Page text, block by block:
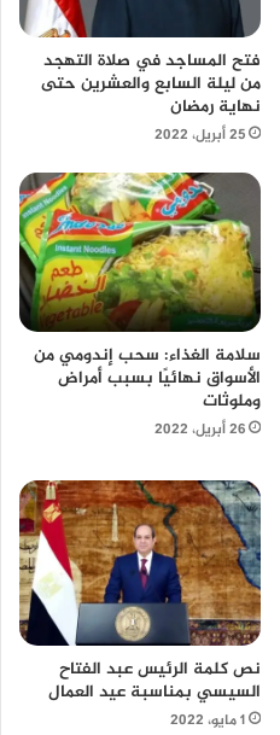
فتح المساجد في صلاة التهجد
من ليلة السابع والعشرين حتى
نهاية رمضان
25 أبريل، 2022
سلامة الغذاء: سحب إندومي من
الأسواق نهائيًا بسبب أمراض
وملوثات
26 أبريل، 2022
نص كلمة الرئيس عبد الفتاح
السيسي بمناسبة عيد العمال
1 مايو، 2022